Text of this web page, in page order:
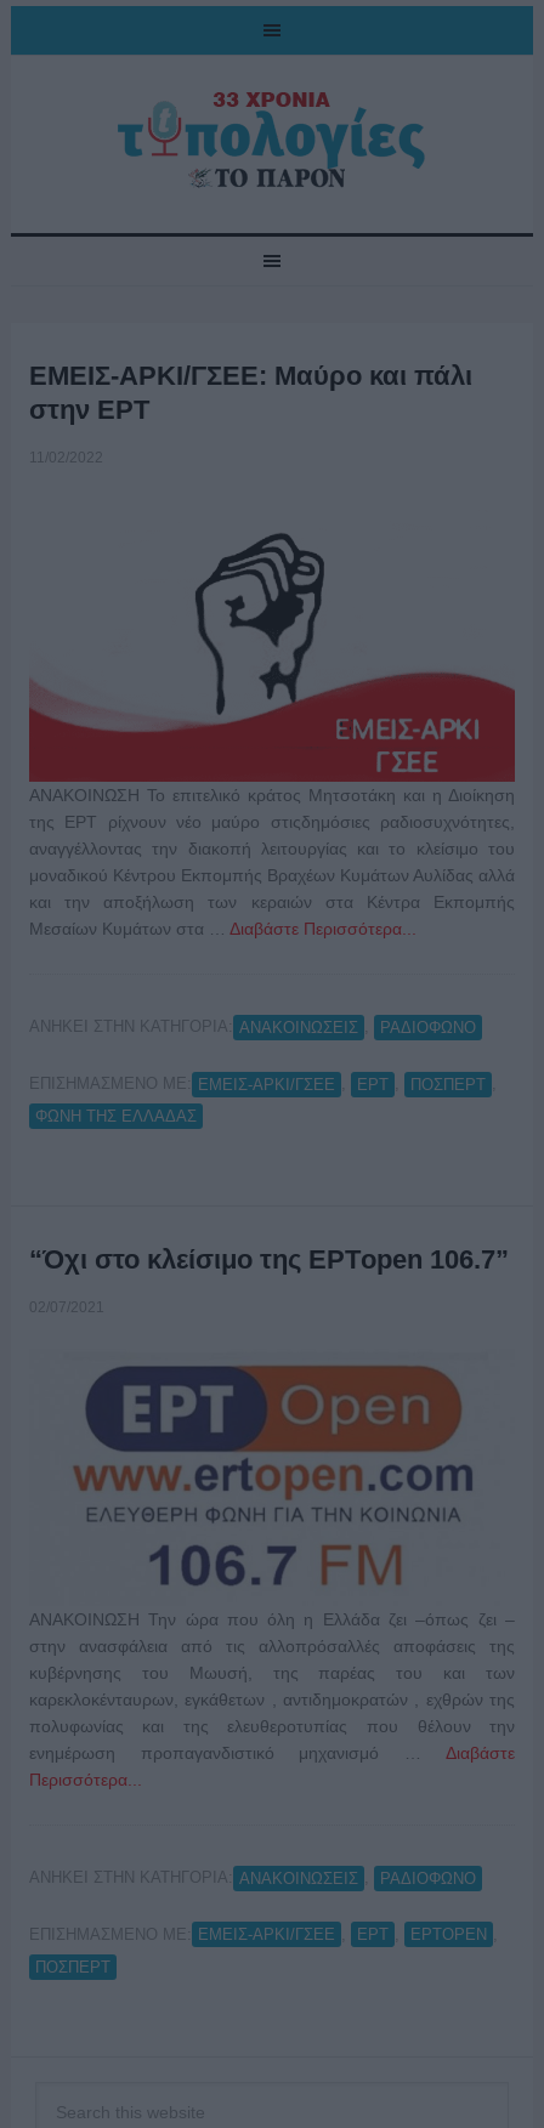
ΕΜΕΙΣ-ΑΡΚΙ/ΓΣΕΕ: Μαύρο και πάλι
στην ΕΡΤ
11/02/2022
ΑΝΑΚΟΙΝΩΣΗ Το επιτελικό κράτος Μητσοτάκη και η Διοίκηση
της ΕΡΤ ρίχνουν νέο μαύρο στιςδημόσιες ραδιοσυχνότητες,
αναγγέλλοντας την διακοπή λειτουργίας και το κλείσιμο του
μοναδικού Κέντρου Εκπομπής Βραχέων Κυμάτων Αυλίδας αλλά
και την αποξήλωση των κεραιών στα Κέντρα Εκπομπής
Μεσαίων Κυμάτων στα … Διαβάστε Περισσότερα...
ΑΝΗΚΕΙ ΣΤΗΝ ΚΑΤΗΓΟΡΙΑ: ΑΝΑΚΟΙΝΩΣΕΙΣ ΡΑΔΙΟΦΩΝΟ
ΕΠΙΣΗΜΑΣΜΕΝΟ ΜΕ: ΕΜΕΙΣ-ΑΡΚΙ/ΓΣΕΕ ΕΡΤ ΠΟΣΠΕΡΤ
ΦΩΝΗ ΤΗΣ ΕΛΛΑΔΑΣ
“Όχι στο κλείσιμο της ΕΡΤopen 106.7”
02/07/2021
ΑΝΑΚΟΙΝΩΣΗ Την ώρα που όλη η Ελλάδα ζει –όπως ζει –
στην ανασφάλεια από τις αλλοπρόσαλλές αποφάσεις της
κυβέρνησης του Μωυσή, της παρέας του και των
καρεκλοκένταυρων, εγκάθετων , αντιδημοκρατών , εχθρών της
πολυφωνίας και της ελευθεροτυπίας που θέλουν την
ενημέρωση προπαγανδιστικό μηχανισμό …Διαβάστε
Περισσότερα...
ΑΝΗΚΕΙ ΣΤΗΝ ΚΑΤΗΓΟΡΙΑ: ΑΝΑΚΟΙΝΩΣΕΙΣ ΡΑΔΙΟΦΩΝΟ
ΕΠΙΣΗΜΑΣΜΕΝΟ ΜΕ: ΕΜΕΙΣ-ΑΡΚΙ/ΓΣΕΕ ΕΡΤ ΕΡΤOPEN
ΠΟΣΠΕΡΤ